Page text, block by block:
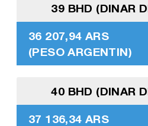
39 BHD (DINAR
36 207,94 ARS
(PESO ARGENTIN)
40 BHD (DINAR
37 136,34 ARS